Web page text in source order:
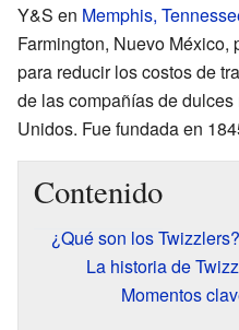
Y&S en Memphis,
Farmington, Nuevo
para reducir los costos de
de las compañías de
Unidos. Fue fundada en
Contenido
¿Qué son los Twizzlers?
La historia de
Momentos